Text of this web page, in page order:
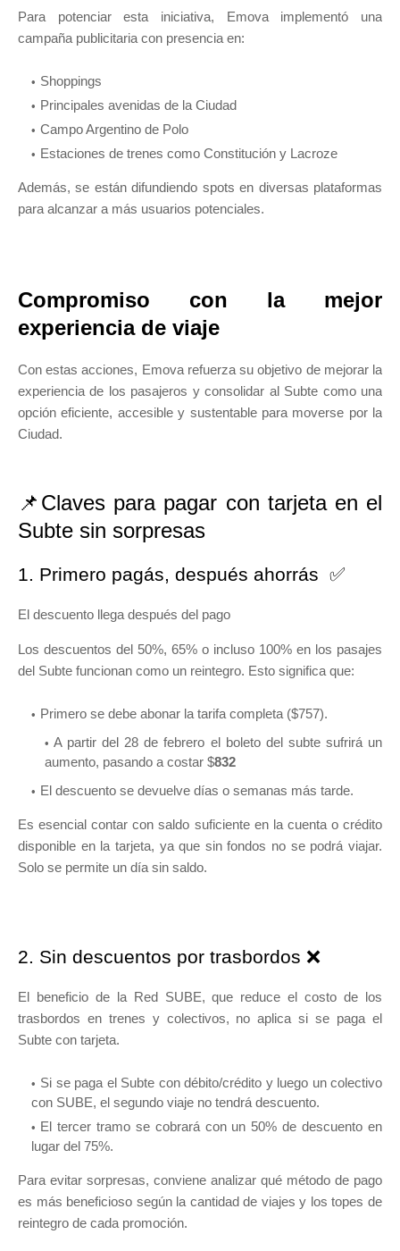
Para potenciar esta iniciativa, Emova implementó una
campaña publicitaria con presencia en:
Shoppings
Principales avenidas de la Ciudad
Campo Argentino de Polo
Estaciones de trenes como Constitución y Lacroze
Además, se están difundiendo spots en diversas plataformas
para alcanzar a más usuarios potenciales.
Compromiso con la mejor
experiencia de viaje
Con estas acciones, Emova refuerza su objetivo de mejorar la
experiencia de los pasajeros y consolidar al Subte como una
opción eficiente, accesible y sustentable para moverse por la
Ciudad.
📌Claves para pagar con tarjeta en el
Subte sin sorpresas
1. Primero pagás, después ahorrás ✅
El descuento llega después del pago
Los descuentos del 50%, 65% o incluso 100% en los pasajes
del Subte funcionan como un reintegro. Esto significa que:
Primero se debe abonar la tarifa completa ($757).
A partir del 28 de febrero el boleto del subte sufrirá un
aumento, pasando a costar $832
El descuento se devuelve días o semanas más tarde.
Es esencial contar con saldo suficiente en la cuenta o crédito
disponible en la tarjeta, ya que sin fondos no se podrá viajar.
Solo se permite un día sin saldo.
2. Sin descuentos por trasbordos ❌
El beneficio de la Red SUBE, que reduce el costo de los
trasbordos en trenes y colectivos, no aplica si se paga el
Subte con tarjeta.
Si se paga el Subte con débito/crédito y luego un colectivo
con SUBE, el segundo viaje no tendrá descuento.
El tercer tramo se cobrará con un 50% de descuento en
lugar del 75%.
Para evitar sorpresas, conviene analizar qué método de pago
es más beneficioso según la cantidad de viajes y los topes de
reintegro de cada promoción.